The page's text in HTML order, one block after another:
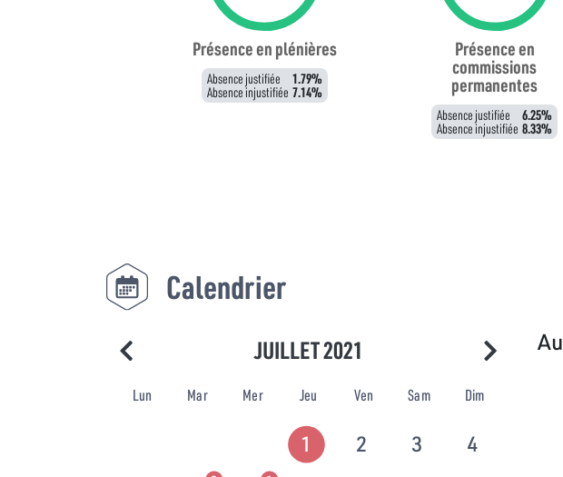
Présence en plénières
Absence justifiée 1.79%
Absence injustifiée 7.14%
Présence en
commissions
permanentes
Absence justifiée 6.25%
Absence injustifiée 8.33%
Calendrier
JUILLET 2021
Lun Mar Mer Jeu Ven Sam Dim
1 2 3 4